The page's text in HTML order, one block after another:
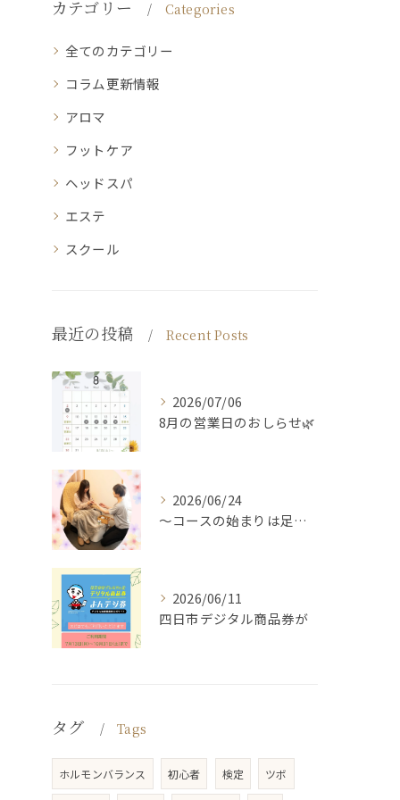
カテゴリー Categories
全てのカテゴリー
コラム更新情報
アロマ
フットケア
ヘッドスパ
エステ
スクール
最近の投稿 Recent Posts
2026/07/06
8月の営業日のおしらせ🌿
2026/06/24
～コースの始まりは足湯から～
2026/06/11
四日市デジタル商品券が
タグ Tags
ホルモンバランス 初心者 検定 ツボ